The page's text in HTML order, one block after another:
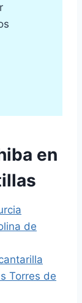
en
de
Torres de